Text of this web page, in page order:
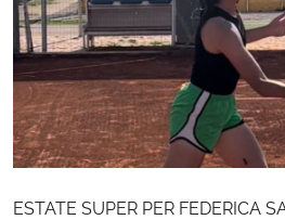
ESTATE SUPER PER FEDERICA